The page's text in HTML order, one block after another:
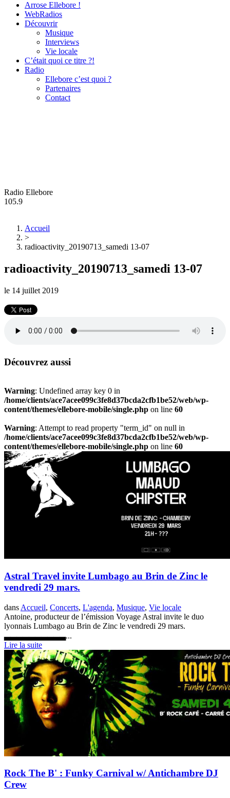
Arrose Ellebore !
WebRadios
Découvrir
Musique
Interviews
Vie locale
C’était quoi ce titre ?!
Radio
Ellebore c’est quoi ?
Partenaires
Contact
Radio Ellebore
105.9
Accueil
>
radioactivity_20190713_samedi 13-07
radioactivity_20190713_samedi 13-07
le 14 juillet 2019
Découvrez aussi
Warning: Undefined array key 0 in
/home/clients/ace7acee099c3fe8d37bcda2cfb1be52/web/wp-
content/themes/ellebore-mobile/single.php on line 60
Warning: Attempt to read property "term_id" on null in
/home/clients/ace7acee099c3fe8d37bcda2cfb1be52/web/wp-
content/themes/ellebore-mobile/single.php on line 60
Astral Travel invite Lumbago au Brin de Zinc le
vendredi 29 mars.
dans Accueil, Concerts, L'agenda, Musique, Vie locale
Antoine, producteur de l’émission Voyage Astral invite le duo
lyonnais Lumbago au Brin de Zinc le vendredi 29 mars.
▃▃▃▃▃▃▃▃▃▃...
Lire la suite
Rock The B' : Funky Carnival w/ Antichambre DJ
Crew